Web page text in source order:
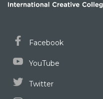
Facebook
YouTube
Twitter